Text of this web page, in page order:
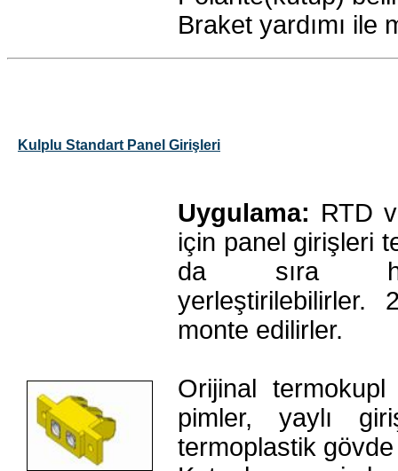
Braket yardımı ile
Kulplu Standart Panel Girişleri
Uygulama: RTD
için panel girişleri
da sıra
yerleştirilebilirler.
monte edilirler.
Orijinal
pimler, yaylı
termoplastik gövde